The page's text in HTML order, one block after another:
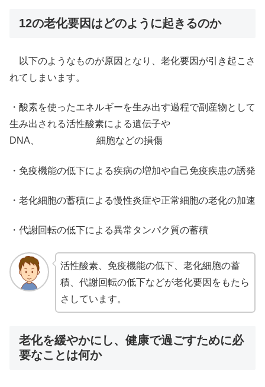
12の老化要因はどのように起きるのか
以下のようなものが原因となり、老化要因が引き起こさ
れてしまいます。
・酸素を使ったエネルギーを生み出す過程で副産物として
生み出される活性酸素による遺伝子や
DNA、 細胞などの損傷
・免疫機能の低下による疾病の増加や自己免疫疾患の誘発
・老化細胞の蓄積による慢性炎症や正常細胞の老化の加速
・代謝回転の低下による異常タンパク質の蓄積
活性酸素、免疫機能の低下、老化細胞の蓄
積、代謝回転の低下などが老化要因をもたら
さしています。
老化を緩やかにし、健康で過ごすために必
要なことは何か